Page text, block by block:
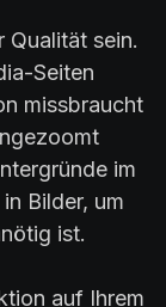
Qualität sein.
Seiten
missbraucht
im
Bilder, um
ist.
auf Ihrem